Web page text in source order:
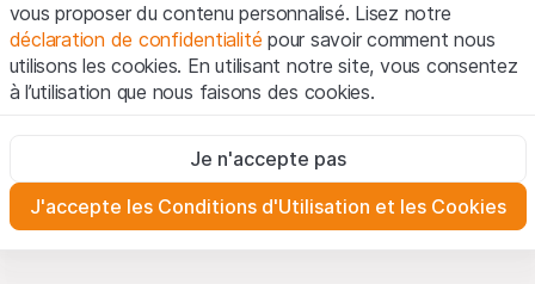
Conditions d'utilisation et informations juridiques
En utilisant le Site Web de Leonteq Securities AG (ci-après
"Site Web"), vous confirmez que vous avez compris et que
vous acceptez les informations juridiques, les notes
vous n'acceptez pas les Conditions d'utilisation, veuillez-
vous abstenir d'utiliser ce Site Web.
Informations propriétaires
Tous les droits de propriété intellectuelle (par exemple, les
vous proposer du contenu personnalisé. Lisez notre
déclaration de confidentialité pour savoir comment nous
utilisons les cookies. En utilisant notre site, vous consentez
à l’utilisation que nous faisons des cookies.
Ces cookies sont nécessaires au bon fonctionnement du site
Internet et ne peuvent pas être désactivés.
Analyses
Ces cookies suivent les interactions des visiteurs du site
Je n'accepte pas
J'accepte les Conditions d'Utilisation et les Cookies